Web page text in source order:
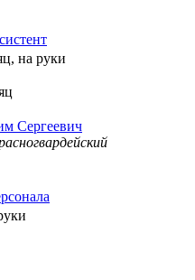
на руки
Сергеевич